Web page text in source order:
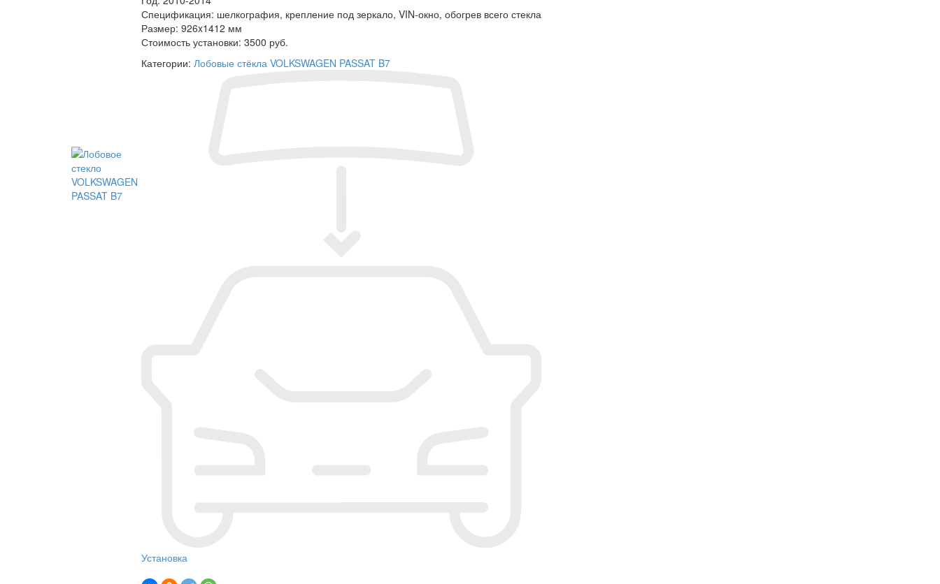
Спецификация: шелкография, крепление под зеркало, VIN-окно, обогрев всего стекла
Размер: 926x1412 мм
Стоимость установки: 3500 руб.
Категории: Лобовые стёкла VOLKSWAGEN PASSAT B7
Установка